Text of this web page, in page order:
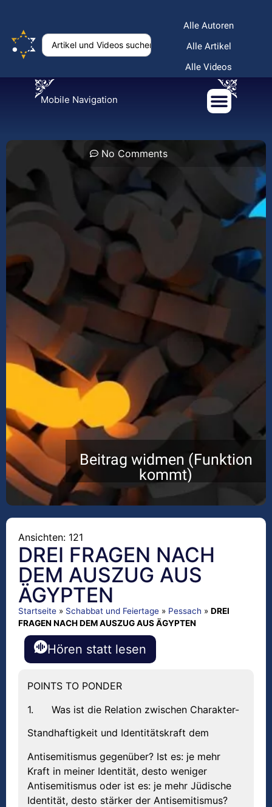
Alle Autoren
Alle Artikel
Alle Videos
Mobile Navigation
No Comments
Beitrag widmen (Funktion
kommt)
Ansichten: 121
DREI FRAGEN NACH
DEM AUSZUG AUS
ÄGYPTEN
Startseite » Schabbat und Feiertage » Pessach » DREI
FRAGEN NACH DEM AUSZUG AUS ÄGYPTEN
Hören statt lesen
POINTS TO PONDER
1. Was ist die Relation zwischen Charakter-
Standhaftigkeit und Identitätskraft dem
Antisemitismus gegenüber? Ist es: je mehr
Kraft in meiner Identität, desto weniger
Antisemitismus oder ist es: je mehr Jüdische
Identität, desto stärker der Antisemitismus?